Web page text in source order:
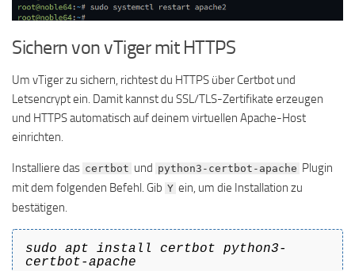
Sichern von vTiger mit HTTPS
Um vTiger zu sichern, richtest du HTTPS über Certbot und
Letsencrypt ein. Damit kannst du SSL/TLS-Zertifikate erzeugen
und HTTPS automatisch auf deinem virtuellen Apache-Host
einrichten.
Installiere das certbot und python3-certbot-apache Plugin
mit dem folgenden Befehl. Gib Y ein, um die Installation zu
bestätigen.
sudo apt install certbot python3-
certbot-apache